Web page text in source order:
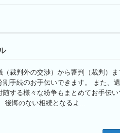
（裁判外の交渉）から審判（裁判）ま
割手続のお手伝いできます。 また、
随する様々な紛争もまとめてお手伝い
後悔のない相続となるよ...